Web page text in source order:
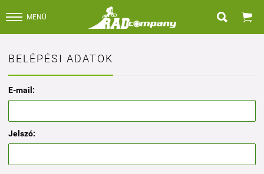
MENÜ  
BELÉPÉSI ADATOK
E-mail:
Jelszó: